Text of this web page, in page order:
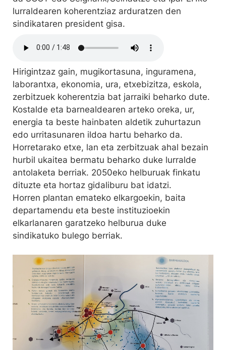
lurraldearen koherentziaz arduratzen den
sindikataren president gisa.
Hirigintzaz gain, mugikortasuna, inguramena,
laborantxa, ekonomia, ura, etxebizitza, eskola,
zerbitzuek koherentzia bat jarraiki beharko dute.
Kostalde eta barnealdearen arteko oreka, ur,
energia ta beste hainbaten aldetik zuhurtazun
edo urritasunaren ildoa hartu beharko da.
Horretarako etxe, lan eta zerbitzuak ahal bezain
hurbil ukaitea bermatu beharko duke lurralde
antolaketa berriak. 2050eko helburuak finkatu
dituzte eta hortaz gidaliburu bat idatzi.
Horren plantan emateko elkargoekin, baita
departamendu eta beste instituzioekin
elkarlanaren garatzeko helburua duke
sindikatuko bulego berriak.